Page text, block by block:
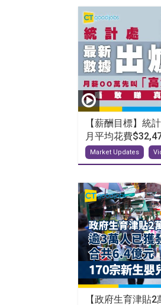
【薪酬目標】統
月平均花費
Market Updates
【政府生育津貼